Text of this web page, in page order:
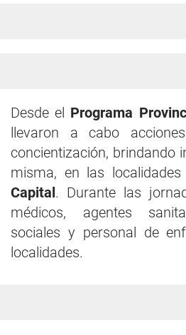
Desde el Programa
llevaron a cabo
concientización, brindando
misma, en las localidades
Capital . Durante las
médicos, agentes
sociales y personal de
localidades.